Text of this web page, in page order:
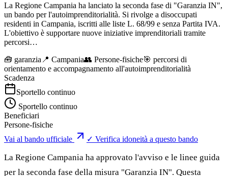
La Regione Campania ha lanciato la seconda fase di "Garanzia IN",
un bando per l'autoimprenditorialità. Si rivolge a disoccupati
residenti in Campania, iscritti alle liste L. 68/99 e senza Partita IVA.
L'obiettivo è supportare nuove iniziative imprenditoriali tramite
percorsi…
🧰 garanzia 📍 Campania👥 Persone-fisiche🎯 percorsi di
orientamento e accompagnamento all'autoimprenditorialità
Scadenza
Sportello continuo
Sportello continuo
Beneficiari
Persone-fisiche
Vai al bando ufficiale
✓ Verifica idoneità a questo bando
La Regione Campania ha approvato l'avviso e le linee guida
per la seconda fase della misura "Garanzia IN". Questa